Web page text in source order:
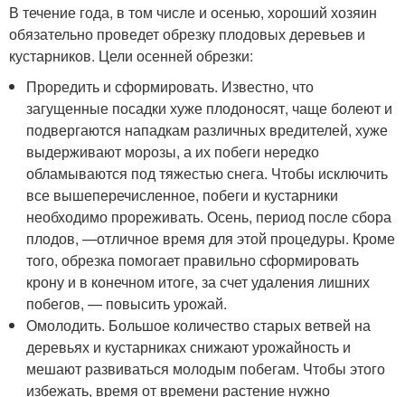
В течение года, в том числе и осенью, хороший хозяин
обязательно проведет обрезку плодовых деревьев и
кустарников. Цели осенней обрезки:
Проредить и сформировать. Известно, что
загущенные посадки хуже плодоносят, чаще болеют и
подвергаются нападкам различных вредителей, хуже
выдерживают морозы, а их побеги нередко
обламываются под тяжестью снега. Чтобы исключить
все вышеперечисленное, побеги и кустарники
необходимо прореживать. Осень, период после сбора
плодов, —отличное время для этой процедуры. Кроме
того, обрезка помогает правильно сформировать
крону и в конечном итоге, за счет удаления лишних
побегов, — повысить урожай.
Омолодить. Большое количество старых ветвей на
деревьях и кустарниках снижают урожайность и
мешают развиваться молодым побегам. Чтобы этого
избежать, время от времени растение нужно